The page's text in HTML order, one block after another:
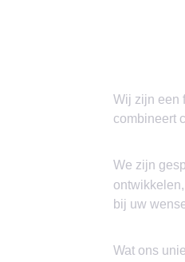
Wij zijn een
combineert
We zijn
bij uw
Wat ons